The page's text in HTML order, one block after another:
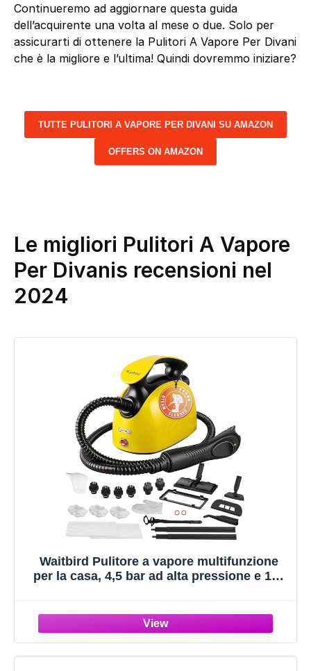
Continueremo ad aggiornare questa guida
dell’acquirente una volta al mese o due. Solo per
assicurarti di ottenere la Pulitori A Vapore Per Divani
che è la migliore e l’ultima! Quindi dovremmo iniziare?
TUTTE PULITORI A VAPORE PER DIVANI SU AMAZON
OFFERS ON AMAZON
Le migliori Pulitori A Vapore
Per Divanis recensioni nel
2024
Waitbird Pulitore a vapore multifunzione
per la casa, 4,5 bar ad alta pressione e 120
per pavimenti, divano